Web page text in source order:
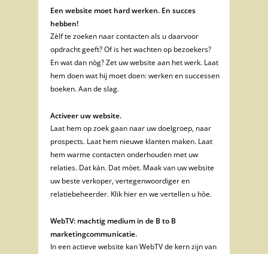
Een website moet hard werken. En succes
hebben!
Zèlf te zoeken naar contacten als u daarvoor
opdracht geeft? Of is het wachten op bezoekers?
En wat dan nòg? Zet uw website aan het werk. Laat
hem doen wat hij moet doen: werken en successen
boeken. Aan de slag.
Activeer uw website.
Laat hem op zoek gaan naar uw doelgroep, naar
prospects. Laat hem nieuwe klanten maken. Laat
hem warme contacten onderhouden met uw
relaties. Dat kàn. Dat mòet. Maak van uw website
uw beste verkoper, vertegenwoordiger en
relatiebeheerder. Klik hier en we vertellen u hòe.
WebTV: machtig medium in de B to B
marketingcommunicatie.
In een actieve website kan WebTV de kern zijn van